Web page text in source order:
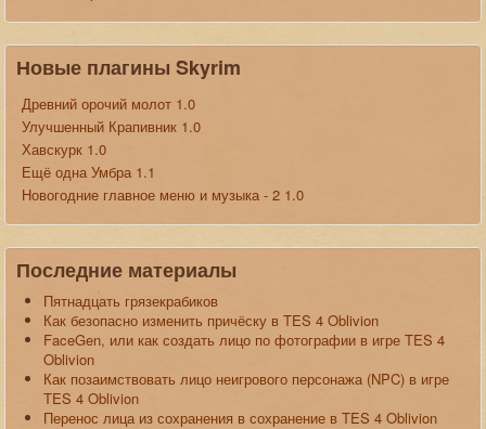
Новые плагины Skyrim
Древний орочий молот 1.0
Улучшенный Крапивник 1.0
Хавскурк 1.0
Ещё одна Умбра 1.1
Новогодние главное меню и музыка - 2 1.0
Последние материалы
Пятнадцать грязекрабиков
Как безопасно изменить причёску в TES 4 Oblivion
FaceGen, или как создать лицо по фотографии в игре TES 4
Oblivion
Как позаимствовать лицо неигрового персонажа (NPC) в игре
TES 4 Oblivion
Перенос лица из сохранения в сохранение в TES 4 Oblivion